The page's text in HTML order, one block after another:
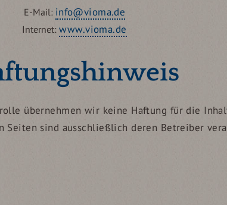
E-Mail: info@vioma.de
Internet:www.vioma.de
übernehmen wir keine Haftung für die
Seiten sind ausschließlich deren Betreiber